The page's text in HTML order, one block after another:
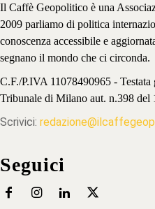
Il Caffè Geopolitico è una
2009 parliamo di politica
conoscenza accessibile e
segnano il mondo che ci circonda.
C.F./P.IVA 11078490965 -
Tribunale di Milano aut. n.398
Scrivici:
Seguici